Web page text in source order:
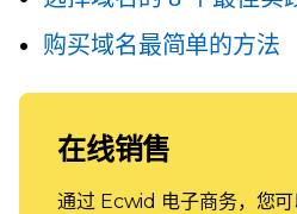
购买域名最简单的方法
在线销售
通过 Ecwid 电子商务，您